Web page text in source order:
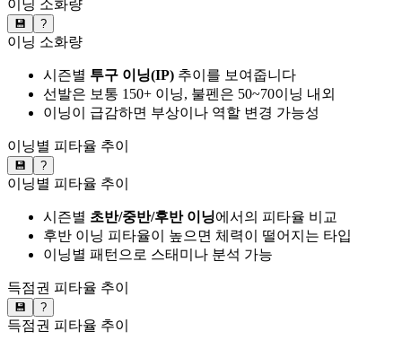
이닝 소화량
💾 ?
이닝 소화량
시즌별 투구 이닝(IP) 추이를 보여줍니다
선발은 보통 150+ 이닝, 불펜은 50~70이닝 내외
이닝이 급감하면 부상이나 역할 변경 가능성
이닝별 피타율 추이
💾 ?
이닝별 피타율 추이
시즌별 초반/중반/후반 이닝에서의 피타율 비교
후반 이닝 피타율이 높으면 체력이 떨어지는 타입
이닝별 패턴으로 스태미나 분석 가능
득점권 피타율 추이
💾 ?
득점권 피타율 추이